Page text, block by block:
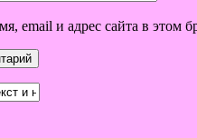
email и адрес сайта в этом